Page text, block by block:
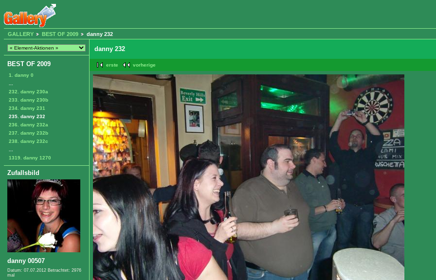
GALLERY BEST OF 2009 danny 232
BEST OF 2009
1. danny 0
232. danny 230a
233. danny 230b
234. danny 231
235. danny 232
236. danny 232a
237. danny 232b
238. danny 232c
1319. danny 1270
Zufallsbild
danny 00507
Datum: 07.07.2012 Betrachtet: 2976
mal
danny 232
erste vorherige